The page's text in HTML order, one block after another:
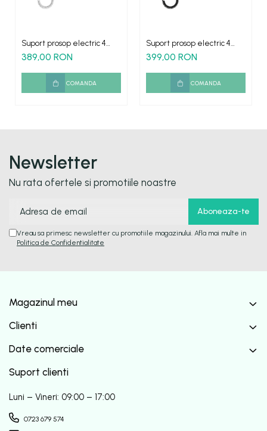
Suport prosop electric 4
elementi culoare alba
389,00 RON
COMANDA
Suport prosop electric 4
elementi culoare neagru
mat
399,00 RON
COMANDA
Newsletter
Nu rata ofertele si promotiile noastre
Vreau sa primesc newsletter cu promotiile magazinului. Afla mai multe in
Politica de Confidentialitate
Magazinul meu
Clienti
Date comerciale
Suport clienti
Luni – Vineri: 09:00 – 17:00
0723 679 574